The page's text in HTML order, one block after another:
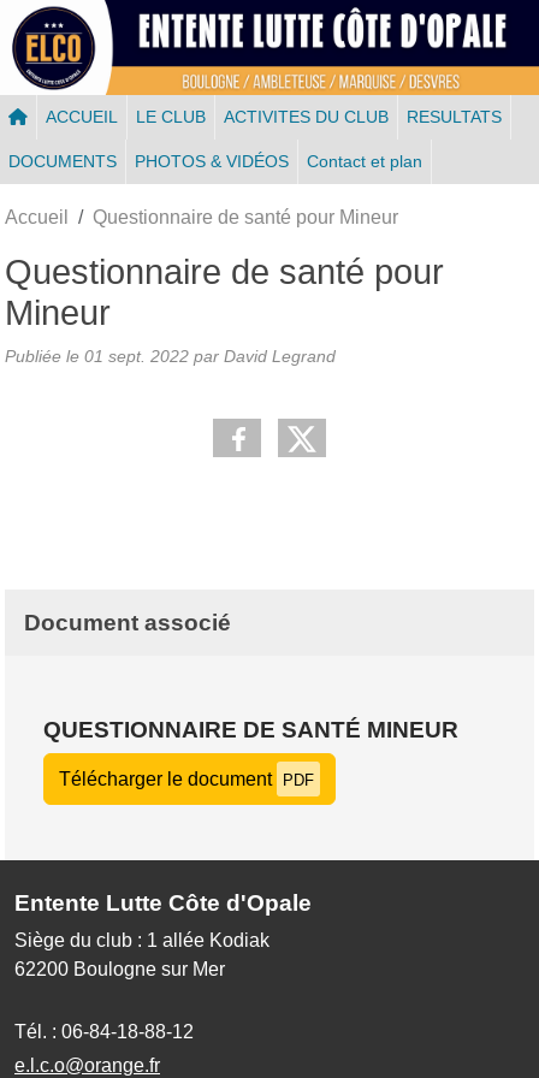
ACCUEIL LE CLUB ACTIVITES DU CLUB RESULTATS
DOCUMENTS PHOTOS & VIDÉOS Contact et plan
Accueil Questionnaire de santé pour Mineur
Questionnaire de santé pour
Mineur
Publiée le 01 sept. 2022 par David Legrand
Document associé
QUESTIONNAIRE DE SANTÉ MINEUR
Télécharger le document PDF
Entente Lutte Côte d'Opale
Siège du club : 1 allée Kodiak
62200 Boulogne sur Mer
Tél. : 06-84-18-88-12
e.l.c.o@orange.fr
Panneau de gestion des cookies